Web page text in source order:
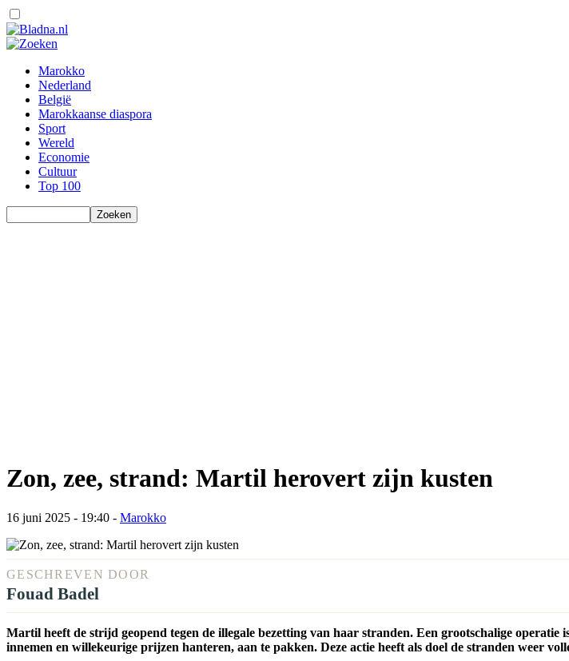
Marokko
Nederland
België
Marokkaanse diaspora
Sport
Wereld
Economie
Cultuur
Top 100
Zon, zee, strand: Martil herovert zijn kusten
16 juni 2025 - 19:40 - Marokko
GESCHREVEN DOOR
Fouad Badel
Martil heeft de strijd geopend tegen de illegale bezetting van haar stranden. Een grootschalige
innemen en willekeurige prijzen hanteren, aan te pakken. Deze actie heeft als doel de stranden weer